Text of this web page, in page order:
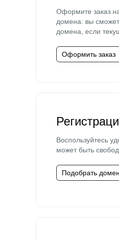
Оформите заказ
домена: вы
домена, если
Оформить заказ
Воспользуйтесь
может быть
Подобрать домен